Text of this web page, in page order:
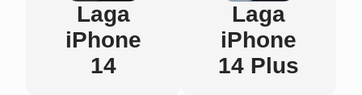
Laga
iPhone
14
Laga
iPhone
14 Plus